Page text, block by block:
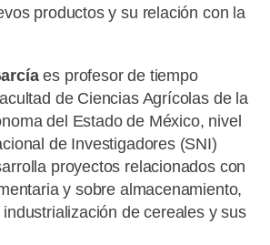
productos y su relación con la
es profesor de tiempo
de Ciencias Agrícolas de la
del Estado de México, nivel
de Investigadores (SNI)
proyectos relacionados con
y sobre almacenamiento,
de cereales y sus